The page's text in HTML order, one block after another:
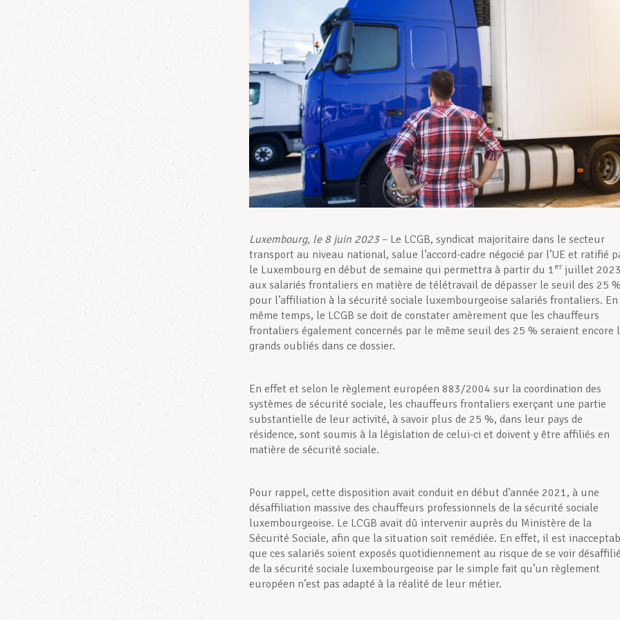
Luxembourg, le 8 juin 2023– Le LCGB, syndicat majoritaire dans le secteur
transport au niveau national, salue l’accord-cadre négocié par l’UE et ratifié
le Luxembourg en début de semaine qui permettra à partir du 1 er juillet 2023
aux salariés frontaliers en matière de télétravail de dépasser le seuil des 25 %
pour l’affiliation à la sécurité sociale luxembourgeoise salariés frontaliers. En
même temps, le LCGB se doit de constater amèrement que les chauffeurs
frontaliers également concernés par le même seuil des 25 % seraient encore
grands oubliés dans ce dossier.
En effet et selon le règlement européen 883/2004 sur la coordination des
systèmes de sécurité sociale, les chauffeurs frontaliers exerçant une partie
substantielle de leur activité, à savoir plus de 25 %, dans leur pays de
résidence, sont soumis à la législation de celui-ci et doivent y être affiliés en
matière de sécurité sociale.
Pour rappel, cette disposition avait conduit en début d’année 2021, à une
désaffiliation massive des chauffeurs professionnels de la sécurité sociale
luxembourgeoise. Le LCGB avait dû intervenir auprès du Ministère de la
Sécurité Sociale, afin que la situation soit remédiée. En effet, il est
que ces salariés soient exposés quotidiennement au risque de se voir
de la sécurité sociale luxembourgeoise par le simple fait qu’un règlement
européen n’est pas adapté à la réalité de leur métier.